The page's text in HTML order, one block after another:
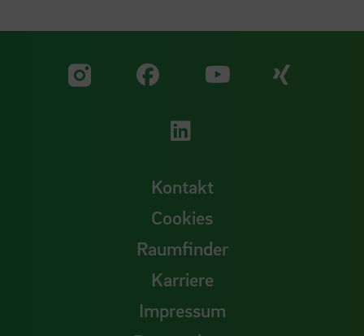
Zu unserer Facebook
Zu
Zu unserer
Kontakt
Cookies
Raumfinder
Karriere
Impressum